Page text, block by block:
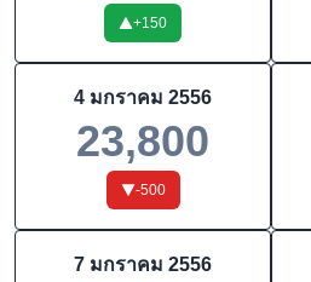
+150
4 มกราคม 2556
23,800
-500
7 มกราคม 2556